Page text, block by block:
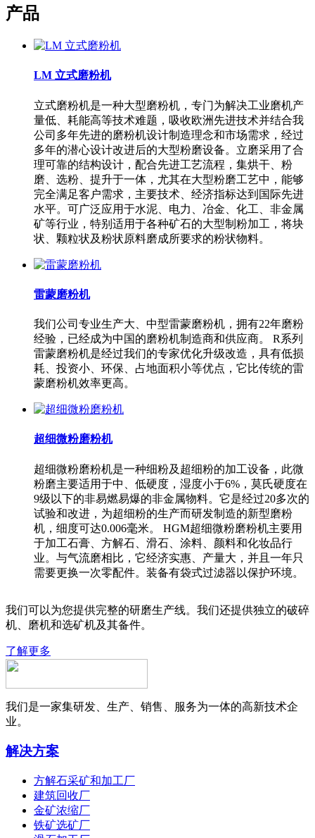
产品
LM 立式磨粉机
立式磨粉机是一种大型磨粉机，专门为解决工业磨机产
量低、耗能高等技术难题，吸收欧洲先进技术并结合我
公司多年先进的磨粉机设计制造理念和市场需求，经过
多年的潜心设计改进后的大型粉磨设备。立磨采用了合
理可靠的结构设计，配合先进工艺流程，集烘干、粉
磨、选粉、提升于一体，尤其在大型粉磨工艺中，能够
完全满足客户需求，主要技术、经济指标达到国际先进
水平。可广泛应用于水泥、电力、冶金、化工、非金属
矿等行业，特别适用于各种矿石的大型制粉加工，将块
状、颗粒状及粉状原料磨成所要求的粉状物料。
雷蒙磨粉机
我们公司专业生产大、中型雷蒙磨粉机，拥有22年磨粉
经验，已经成为中国的磨粉机制造商和供应商。 R系列
雷蒙磨粉机是经过我们的专家优化升级改造，具有低损
耗、投资小、环保、占地面积小等优点，它比传统的雷
蒙磨粉机效率更高。
超细微粉磨粉机
超细微粉磨粉机是一种细粉及超细粉的加工设备，此微
粉磨主要适用于中、低硬度，湿度小于6%，莫氏硬度在
9级以下的非易燃易爆的非金属物料。它是经过20多次的
试验和改进，为超细粉的生产而研发制造的新型磨粉
机，细度可达0.006毫米。 HGM超细微粉磨粉机主要用
于加工石膏、方解石、滑石、涂料、颜料和化妆品行
业。与气流磨相比，它经济实惠、产量大，并且一年只
需要更换一次零配件。装备有袋式过滤器以保护环境。
我们可以为您提供完整的研磨生产线。我们还提供独立的破碎
机、磨机和选矿机及其备件。
了解更多
我们是一家集研发、生产、销售、服务为一体的高新技术企
业。
解决方案
方解石采矿和加工厂
建筑回收厂
金矿浓缩厂
铁矿选矿厂